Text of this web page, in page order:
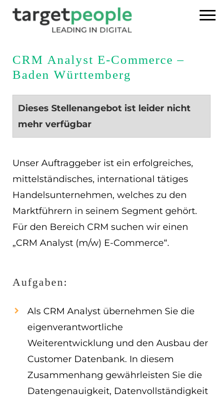
Executive Search
Referenzen
News
DE
CRM Analyst E-Commerce –
Baden Württemberg
Dieses Stellenangebot ist leider nicht
mehr verfügbar
Unser Auftraggeber ist ein erfolgreiches,
mittelständisches, international tätiges
Handelsunternehmen, welches zu den
Marktführern in seinem Segment gehört.
Für den Bereich CRM suchen wir einen
„CRM Analyst (m/w) E-Commerce“.
Aufgaben:
Als CRM Analyst übernehmen Sie die
eigenverantwortliche
Weiterentwicklung und den Ausbau der
Customer Datenbank. In diesem
Zusammenhang gewährleisten Sie die
Datengenauigkeit, Datenvollständigkeit